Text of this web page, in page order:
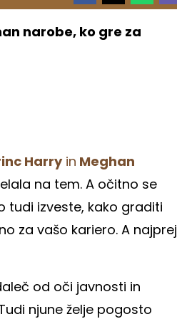
narobe, ko gre za
Harryin Meghan
na tem. A očitno se
tudi izveste, kako graditi
za vašo kariero. A najprej
od oči javnosti in
njune želje pogosto